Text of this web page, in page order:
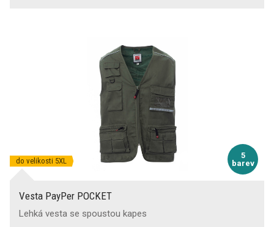
5
barev
do velikosti 5XL
Vesta PayPer POCKET
Lehká vesta se spoustou kapes